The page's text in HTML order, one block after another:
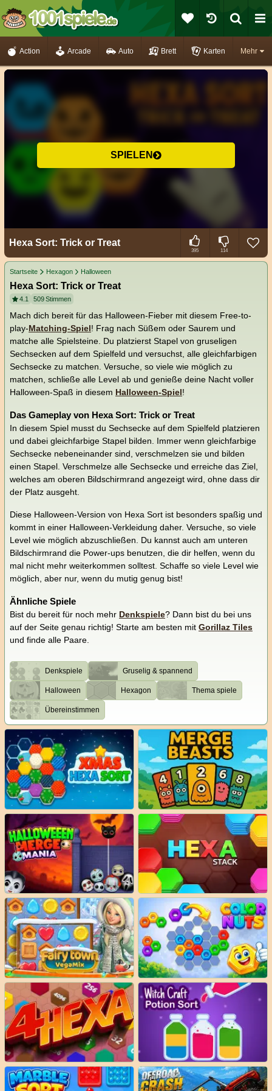
Mehr
Action Arcade Auto Brett Karten
SPIELEN
Hexa Sort: Trick or Treat
395 114
Startseite Hexagon Halloween
Hexa Sort: Trick or Treat
4.1 509Stimmen
Mach dich bereit für das Halloween-Fieber mit diesem Free-to-
play-Matching-Spiel! Frag nach Süßem oder Saurem und
matche alle Spielsteine. Du platzierst Stapel von gruseligen
Sechsecken auf dem Spielfeld und versuchst, alle gleichfarbigen
Sechsecke zu matchen. Versuche, so viele wie möglich zu
matchen, schließe alle Level ab und genieße deine Nacht voller
Halloween-Spaß in diesem Halloween-Spiel!
Das Gameplay von Hexa Sort: Trick or Treat
In diesem Spiel musst du Sechsecke auf dem Spielfeld platzieren
und dabei gleichfarbige Stapel bilden. Immer wenn gleichfarbige
Sechsecke nebeneinander sind, verschmelzen sie und bilden
einen Stapel. Verschmelze alle Sechsecke und erreiche das Ziel,
welches am oberen Bildschirmrand angezeigt wird, ohne dass dir
der Platz ausgeht.
Diese Halloween-Version von Hexa Sort ist besonders spaßig und
kommt in einer Halloween-Verkleidung daher. Versuche, so viele
Level wie möglich abzuschließen. Du kannst auch am unteren
Bildschirmrand die Power-ups benutzen, die dir helfen, wenn du
mal nicht mehr weiterkommen solltest. Schaffe so viele Level wie
möglich, aber nur, wenn du mutig genug bist!
Ähnliche Spiele
Bist du bereit für noch mehr Denkspiele? Dann bist du bei uns
auf der Seite genau richtig! Starte am besten mit Gorillaz Tiles
und finde alle Paare.
Denkspiele Gruselig & spannend
Halloween Hexagon Thema spiele
Übereinstimmen